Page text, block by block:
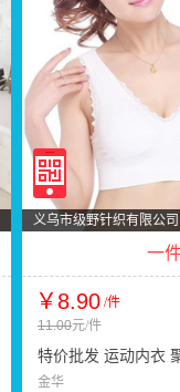
义乌市级野针织有限公司
一
￥8.90 /件
11.00元/件
特价批发 运动内衣
整形瑜伽背心式批发
金华